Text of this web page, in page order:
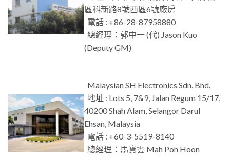
區科新路8號西區6號廠房
電話 : +86-28-87958880
總經理：郭中一 (代) Jason Kuo
(Deputy GM)
Malaysian SH Electronics Sdn. Bhd.
地址 : Lots 5, 7&9, Jalan Regum 15/17,
40200 Shah Alam, Selangor Darul
Ehsan, Malaysia
電話 : +60-3-5519-8140
總經理：馬寶雲 Mah Poh Hoon